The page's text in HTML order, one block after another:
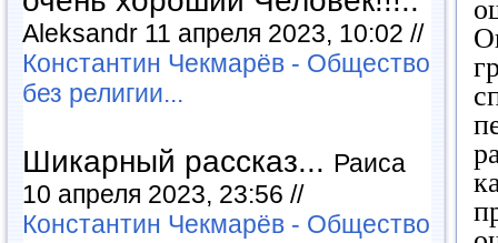
Aleksandr 11 апреля 2023, 10:02 //
Константин Чекмарёв - Общество
без религии...
Шикарный рассказ... Раиса
10 апреля 2023, 23:56 //
Константин Чекмарёв - Общество